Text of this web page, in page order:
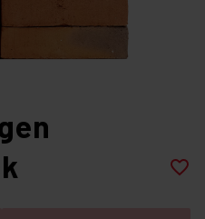
favorite_border